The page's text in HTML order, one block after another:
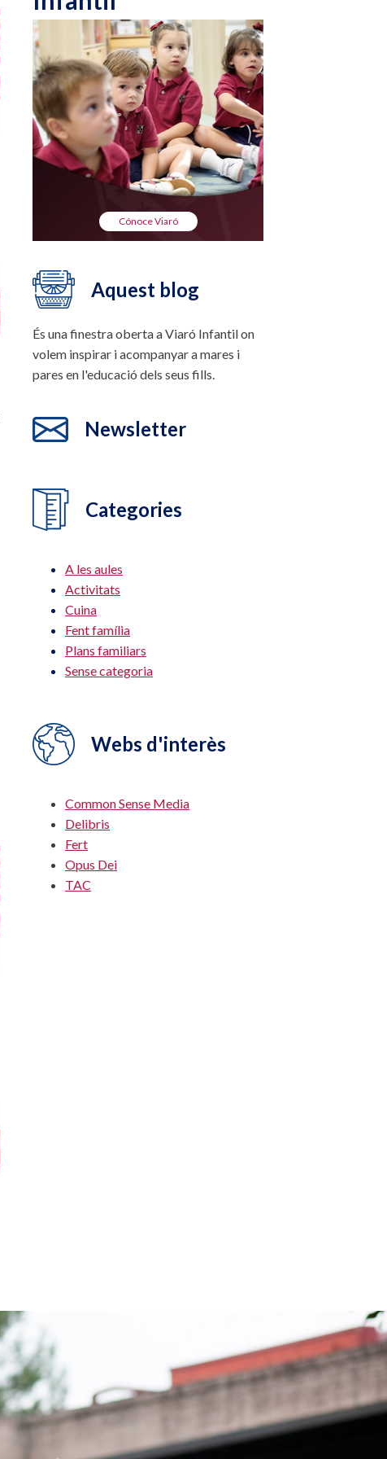
Cónoce Viaró
Aquest blog
És una finestra oberta a Viaró Infantil on
volem inspirar i acompanyar a mares i
pares en l'educació dels seus fills.
Newsletter
Categories
A les aules
Activitats
Cuina
Fent família
Plans familiars
Sense categoria
Webs d'interès
Common Sense Media
Delibris
Fert
Opus Dei
TAC